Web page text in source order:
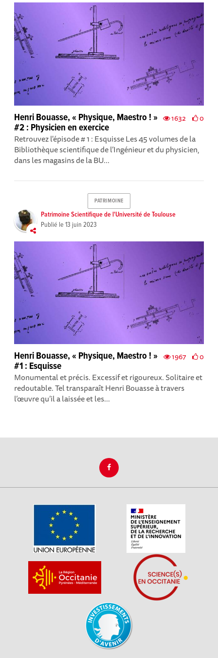
1632 0
Henri Bouasse, « Physique, Maestro ! »
#2 : Physicien en exercice
Retrouvez l'épisode # 1 : Esquisse Les 45 volumes de la
Bibliothèque scientifique de l’Ingénieur et du physicien,
dans les magasins de la BU...
PATRIMOINE
Patrimoine Scientifique de l'Université de Toulouse
Publié le 13 juin 2023
1967 0
Henri Bouasse, « Physique, Maestro ! »
#1 : Esquisse
Monumental et précis. Excessif et rigoureux. Solitaire et
redoutable. Tel transparaît Henri Bouasse à travers
l’œuvre qu’il a laissée et les...